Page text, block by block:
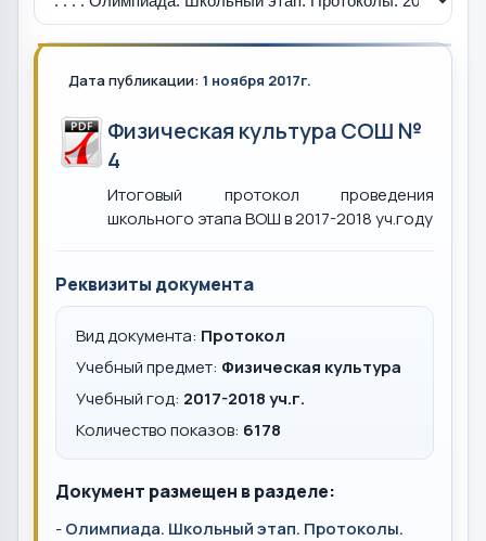
Дата публикации: 1 ноября 2017г.
Физическая культура СОШ №
4
Итоговый протокол проведения
школьного этапа ВОШ в 2017-2018 уч.году
Реквизиты документа
Вид документа: Протокол
Учебный предмет: Физическая культура
Учебный год: 2017-2018 уч.г.
Количество показов: 6178
Документ размещен в разделе:
-Олимпиада. Школьный этап. Протоколы.